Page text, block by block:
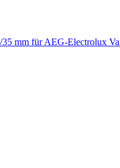
35 mm für AEG-Electrolux